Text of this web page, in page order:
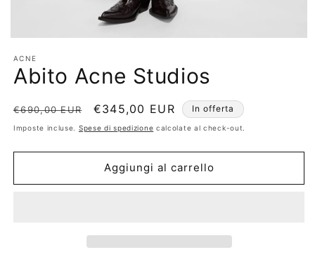
multimediali
in
modale
ACNE
Abito Acne Studios
Prezzo
di
€690,00 EUR
Prezzo
scontato
€345,00 EUR In offerta
Imposte incluse. Spese di spedizione calcolate al check-out.
Aggiungi al carrello